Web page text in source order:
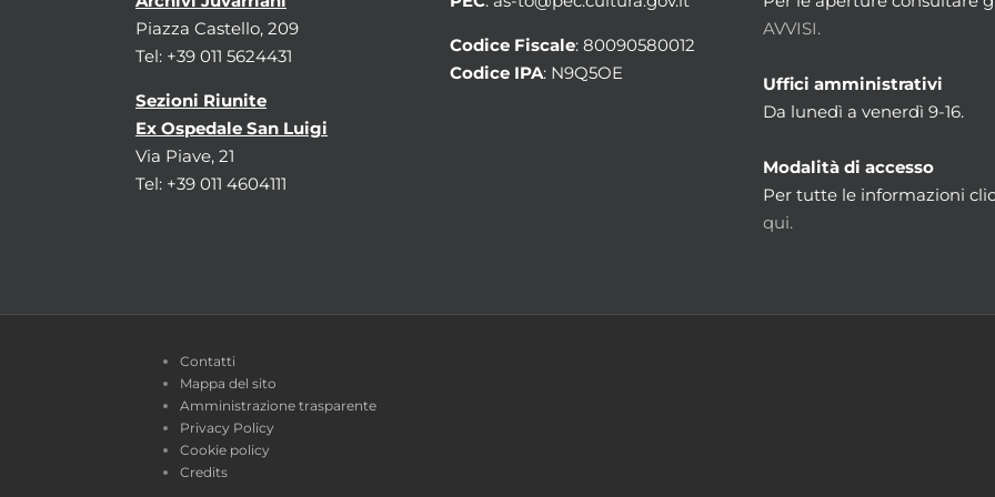
Piazza Castello, 209
Tel: +39 011 5624431
Sezioni Riunite
Ex Ospedale San Luigi
Via Piave, 21
Tel: +39 011 4604111
Codice Fiscale: 80090580012
Codice IPA: N9Q5OE
AVVISI.
Uffici amministrativi
Da lunedì a venerdì 9-16.
Modalità di accesso
Per tutte le informazioni
qui.
Contatti
Mappa del sito
Amministrazione trasparente
Privacy Policy
Cookie policy
Credits